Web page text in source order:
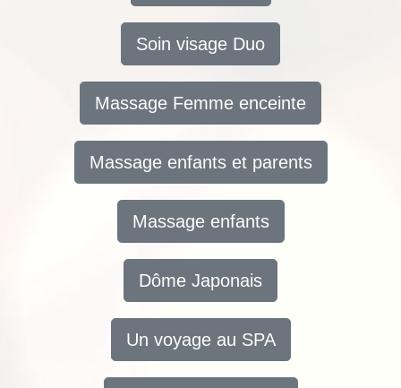
Soin visage Duo
Massage Femme enceinte
Massage enfants et parents
Massage enfants
Dôme Japonais
Un voyage au SPA